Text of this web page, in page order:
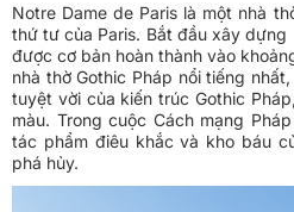
Notre Dame de Paris là một nhà
thứ tư của Paris. Bắt đầu xây dựng
được cơ bản hoàn thành vào
nhà thờ Gothic Pháp nổi tiếng
tuyệt vời của kiến trúc Gothic
màu. Trong cuộc Cách mạng
tác phẩm điêu khắc và kho báu
phá hủy.